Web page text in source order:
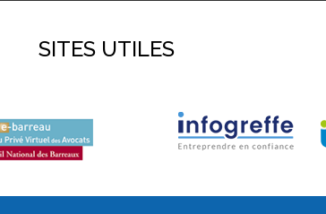
SITES UTILES